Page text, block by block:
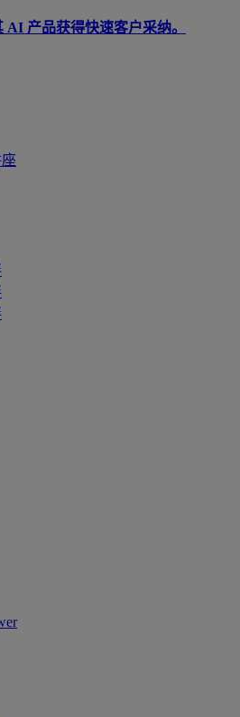
AI 产品获得快速客户采纳。